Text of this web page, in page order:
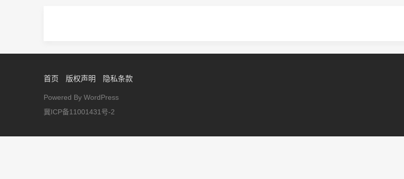
首页 版权声明 隐私条款
Powered By WordPress
冀ICP备11001431号-2